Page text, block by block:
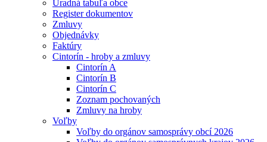
Úradná tabuľa obce
Register dokumentov
Zmluvy
Objednávky
Faktúry
Cintorín - hroby a zmluvy
Cintorín A
Cintorín B
Cintorín C
Zoznam pochovaných
Zmluvy na hroby
Voľby
Voľby do orgánov samosprávy obcí 2026